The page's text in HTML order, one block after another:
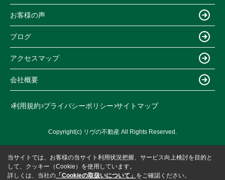
お客様の声
ブログ
アクセスマップ
会社概要
利用規約 プライバシーポリシー サイトマップ
Copyright(c) リヴの不動産 All Rights Reserved.
当サイトでは、お客様の当サイト利用状況把握、サービス向上検討を目的と
して、クッキー（Cookie）を使用しています。
詳しくは、当社の 「Cookieの取扱いについて」 をご確認ください。